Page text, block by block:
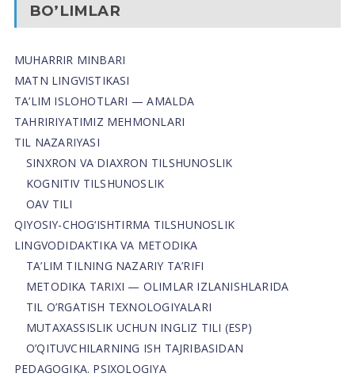
BO’LIMLAR
MUHARRIR MINBARI
MATN LINGVISTIKASI
TA’LIM ISLOHOTLARI — AMALDA
TAHRIRIYATIMIZ MEHMONLARI
TIL NAZARIYASI
SINXRON VA DIAXRON TILSHUNOSLIK
KOGNITIV TILSHUNOSLIK
OAV TILI
QIYOSIY-CHOG‘ISHTIRMA TILSHUNOSLIK
LINGVODIDAKTIKA VA METODIKA
TA’LIM TILNING NAZARIY TA’RIFI
METODIKA TARIXI — OLIMLAR IZLANISHLARIDA
TIL O’RGATISH TEXNOLOGIYALARI
MUTAXASSISLIK UCHUN INGLIZ TILI (ESP)
O’QITUVCHILARNING ISH TAJRIBASIDAN
PEDAGOGIKA. PSIXOLOGIYA